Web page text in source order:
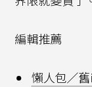
編輯推薦
懶人包／